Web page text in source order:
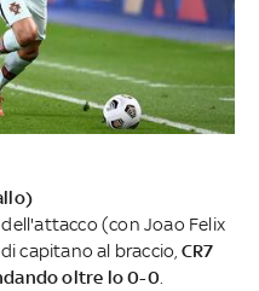
(con Joao Felix
capitano al braccio, CR7
oltre lo 0-0